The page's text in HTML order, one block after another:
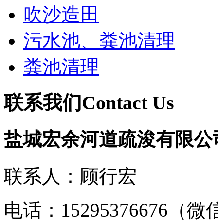
吹沙造田
污水池、粪池清理
粪池清理
联系我们 Contact Us
盐城宏余河道疏浚有限公
联系人：顾行宏
电话：15295376676（微